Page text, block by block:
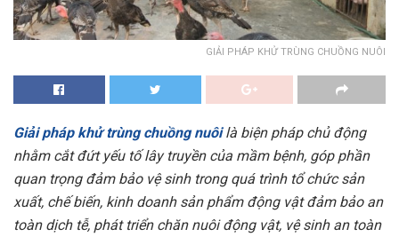
GIẢI PHÁP KHỬ TRÙNG CHUỒNG NUÔI
Giải pháp khử trùng chuồng nuôilà biện pháp chủ động
nhằm cắt đứt yếu tố lây truyền của mầm bệnh, góp phần
quan trọng đảm bảo vệ sinh trong quá trình tổ chức sản
xuất, chế biến, kinh doanh sản phẩm động vật đảm bảo an
toàn dịch tễ, phát triển chăn nuôi động vật, vệ sinh an toàn